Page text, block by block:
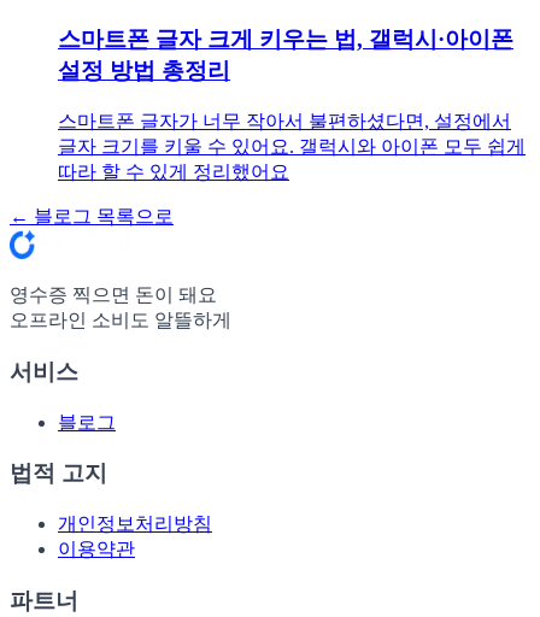
스마트폰 글자 크게 키우는 법, 갤럭시·아이폰
설정 방법 총정리
스마트폰 글자가 너무 작아서 불편하셨다면, 설정에서
글자 크기를 키울 수 있어요. 갤럭시와 아이폰 모두 쉽게
따라 할 수 있게 정리했어요
← 블로그 목록으로
영수증 찍으면 돈이 돼요
오프라인 소비도 알뜰하게
서비스
블로그
법적 고지
개인정보처리방침
이용약관
파트너